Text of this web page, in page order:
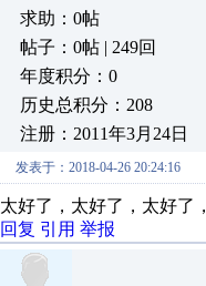
求助：0帖
帖子：0帖 | 249回
年度积分：0
历史总积分：208
注册：2011年3月24日
发表于：2018-04-26 20:24:16
太好了，太好了，太好了，
回复 引用 举报